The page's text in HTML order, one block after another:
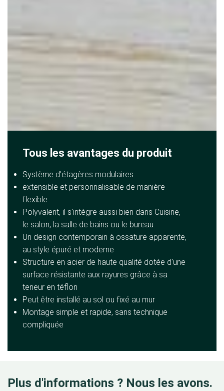
Tous les avantages du produit
Système d'étagères modulaires
extensible et personnalisable de manière
flexible
Polyvalent, il s'intègre aussi bien dans Cuisine,
le salon, la salle de bains ou le bureau
Un design contemporain à ossature apparente,
au style épuré et moderne
Structure en acier de haute qualité dotée d'une
surface résistante aux rayures grâce à sa
teneur en téflon
Peut être installé au sol ou fixé au mur
Montage simple et rapide, sans technique
compliquée
Plus d'informations ? Nous les avons.